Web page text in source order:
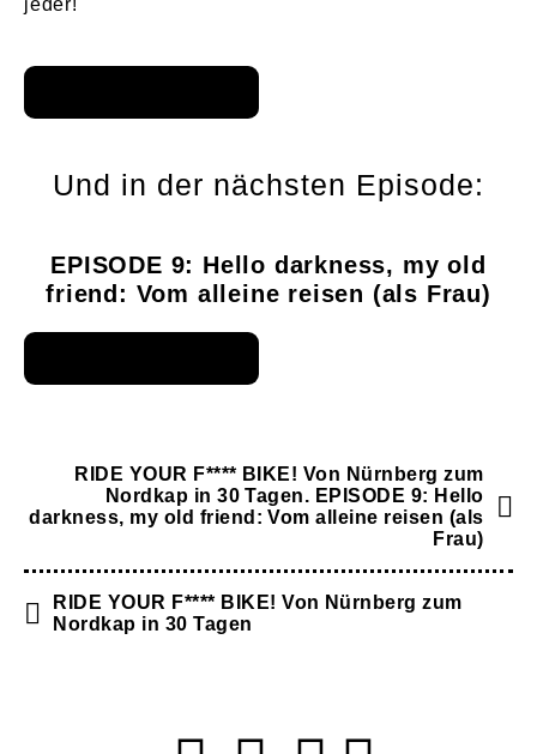
jeder!
Und in der nächsten Episode:
EPISODE 9: Hello darkness, my old
friend: Vom alleine reisen (als Frau)
RIDE YOUR F**** BIKE! Von Nürnberg zum
Nordkap in 30 Tagen. EPISODE 9: Hello
darkness, my old friend: Vom alleine reisen (als
Frau)
RIDE YOUR F**** BIKE! Von Nürnberg zum
Nordkap in 30 Tagen